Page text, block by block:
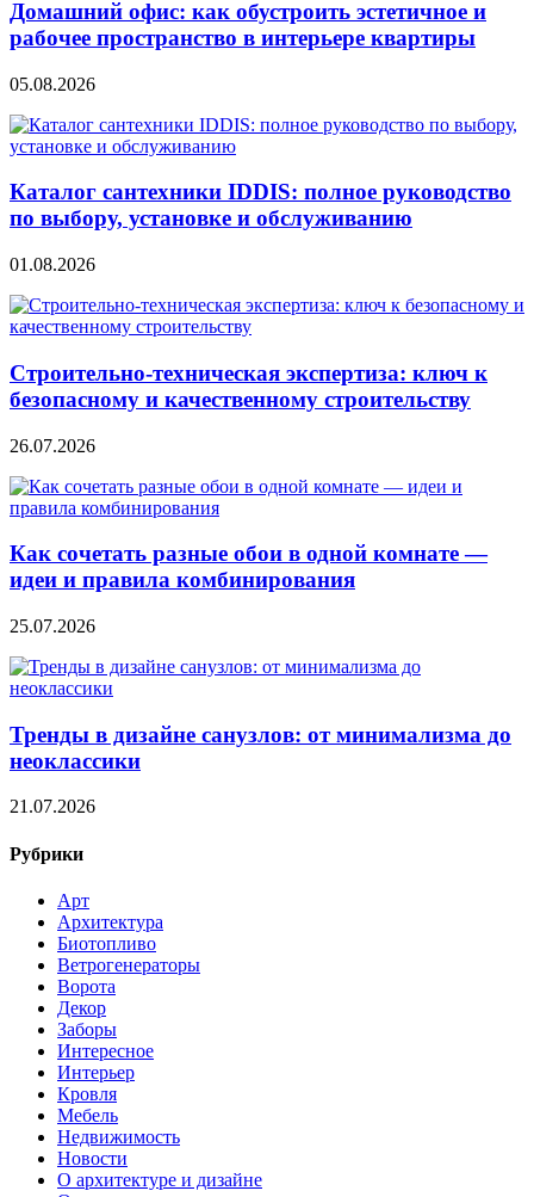
Домашний офис: как обустроить эстетичное и
рабочее пространство в интерьере квартиры
05.08.2026
Каталог сантехники IDDIS: полное руководство
по выбору, установке и обслуживанию
01.08.2026
Строительно‑техническая экспертиза: ключ к
безопасному и качественному строительству
26.07.2026
Как сочетать разные обои в одной комнате —
идеи и правила комбинирования
25.07.2026
Тренды в дизайне санузлов: от минимализма до
неоклассики
21.07.2026
Рубрики
Арт
Архитектура
Биотопливо
Ветрогенераторы
Ворота
Декор
Заборы
Интересное
Интерьер
Кровля
Мебель
Недвижимость
Новости
О архитектуре и дизайне